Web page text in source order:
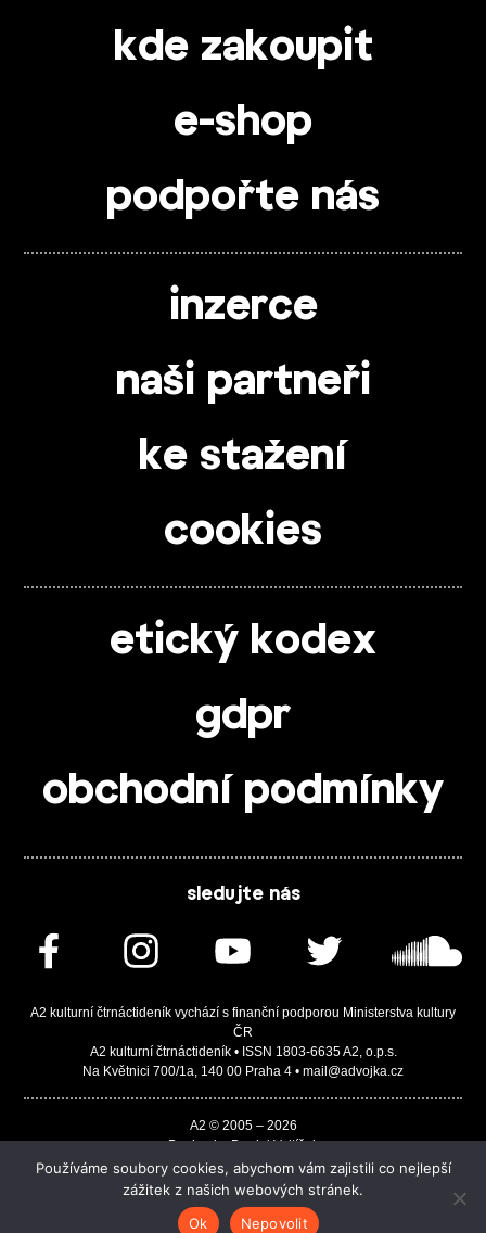
kde zakoupit
e-shop
podpořte nás
inzerce
naši partneři
ke stažení
cookies
etický kodex
gdpr
obchodní podmínky
sledujte nás
A2 kulturní čtrnáctideník vychází s finanční podporou Ministerstva kultury
ČR
A2 kulturní čtrnáctideník • ISSN 1803-6635 A2, o.p.s.
Na Květnici 700/1a, 140 00 Praha 4 • mail@advojka.cz
A2 © 2005 – 2026
Design by Daniel Vojtíšek
Built by JASA-IT & ChSoft
Používáme soubory cookies, abychom vám zajistili co nejlepší
zážitek z našich webových stránek.
Ok
Nepovolit